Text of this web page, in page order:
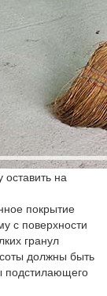
на
покрытие
с поверхности
гранул
должны быть
подстилающего